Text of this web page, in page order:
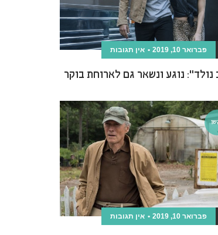
פברואר 10, 2019 אין תגובות
נולד": נוגע ונשאר גם לארוחת בוקר
פברואר 10, 2019 אין תגובות